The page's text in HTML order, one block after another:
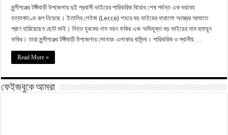
মুন্সীগঞ্জের টঙ্গীবাড়ী উপজেলার দুই প্রবাসী ভাইয়ের পারিবারিক বিরোধ শেষ পর্যন্ত এক ভয়াবহ
হত্যাকাণ্ডে রূপ নিয়েছে। ইতালির লেইজ (Lecce) শহরে বড় ভাইয়ের ধারালো অস্ত্রের আঘাতে
প্রাণ হারিয়েছেন ছোট ভাই। নিহত যুবকের নাম নয়ন ফকির এবং অভিযুক্ত বড় ভাইয়ের নাম হুমায়ুন
ফকির। তারা মুন্সীগঞ্জের টঙ্গীবাড়ী উপজেলার সোনারং এলাকার বাসিন্দা। পারিবারিক ও স্থানীয় …
Read More »
ফেইজবুকে আমরা